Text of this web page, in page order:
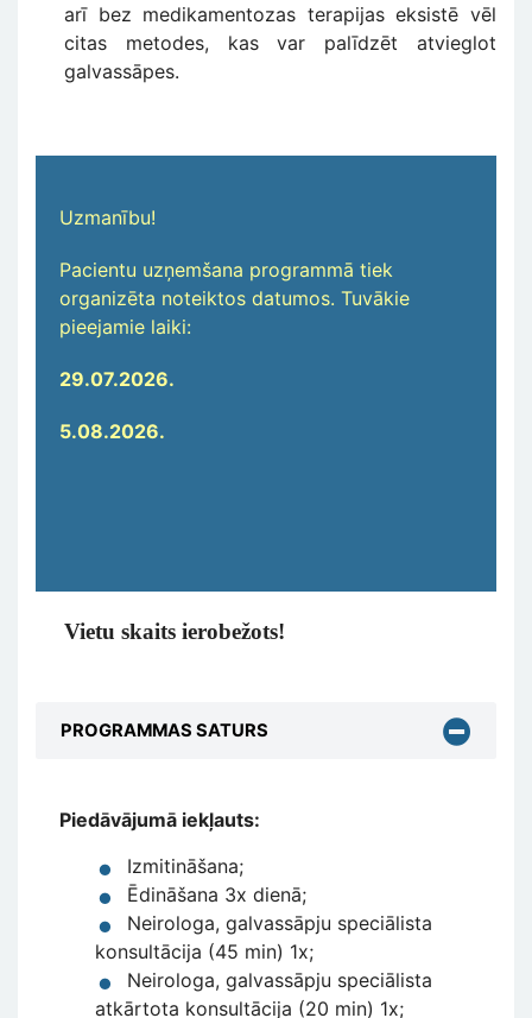
arī bez medikamentozas terapijas eksistē vēl
citas metodes, kas var palīdzēt atvieglot
galvassāpes.
Uzmanību!
Pacientu uzņemšana programmā tiek
organizēta noteiktos datumos. Tuvākie
pieejamie laiki:
29.07.2026.
5.08.2026.
Vietu skaits ierobežots!
PROGRAMMAS SATURS
Piedāvājumā iekļauts:
Izmitināšana;
Ēdināšana 3x dienā;
Neirologa, galvassāpju speciālista
konsultācija (45 min) 1x;
Neirologa, galvassāpju speciālista
atkārtota konsultācija (20 min) 1x;